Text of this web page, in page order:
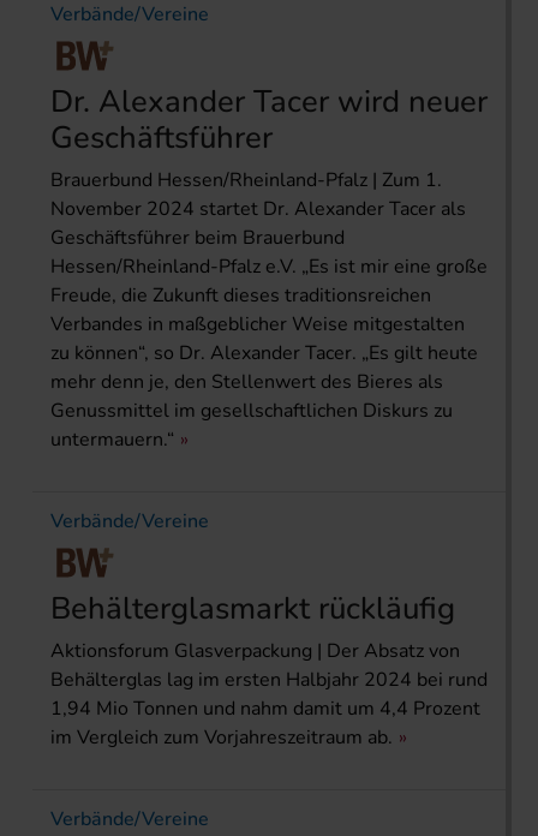
Verbände/Vereine
Dr. Alexander Tacer wird neuer
Geschäftsführer
Brauerbund Hessen/Rheinland-Pfalz | Zum 1.
November 2024 startet Dr. Alexander Tacer als
Geschäftsführer beim Brauerbund
Hessen/Rheinland-Pfalz e.V. „Es ist mir eine große
Freude, die Zukunft dieses traditionsreichen
Verbandes in maßgeblicher Weise mitgestalten
zu können“, so Dr. Alexander Tacer. „Es gilt heute
mehr denn je, den Stellenwert des Bieres als
Genussmittel im gesellschaftlichen Diskurs zu
untermauern.“
Verbände/Vereine
Behälterglasmarkt rückläufig
Aktionsforum Glasverpackung | Der Absatz von
Behälterglas lag im ersten Halbjahr 2024 bei rund
1,94 Mio Tonnen und nahm damit um 4,4 Prozent
im Vergleich zum Vorjahreszeitraum ab.
Verbände/Vereine